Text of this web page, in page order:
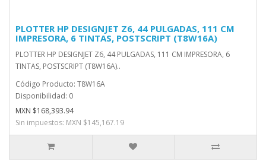
PLOTTER HP DESIGNJET Z6, 44 PULGADAS, 111 CM
IMPRESORA, 6 TINTAS, POSTSCRIPT (T8W16A)
PLOTTER HP DESIGNJET Z6, 44 PULGADAS, 111 CM IMPRESORA, 6
TINTAS, POSTSCRIPT (T8W16A)..
Código Producto: T8W16A
Disponibilidad: 0
MXN $168,393.94
Sin impuestos: MXN $145,167.19